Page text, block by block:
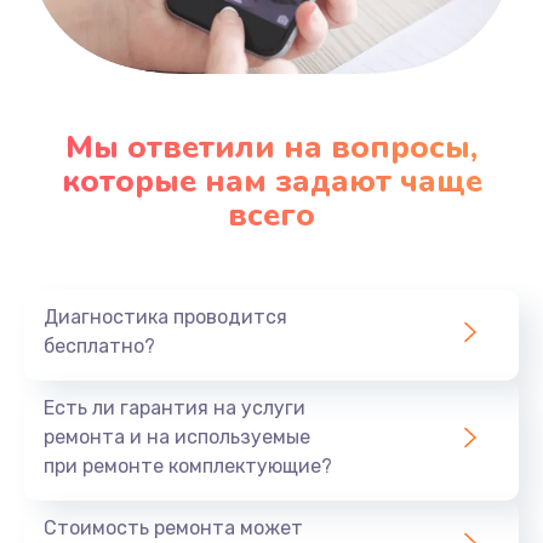
Заказать
Заказать
Ремонт подсветки
Заказать
930 руб.
Заказать
Мы ответили на вопросы,
которые нам задают чаще
всего
Диагностика проводится
бесплатно?
Есть ли гарантия на услуги
ремонта и на используемые
при ремонте комплектующие?
Стоимость ремонта может